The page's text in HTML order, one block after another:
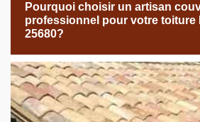
Pourquoi choisir un artisan
professionnel pour votre toiture
25680?